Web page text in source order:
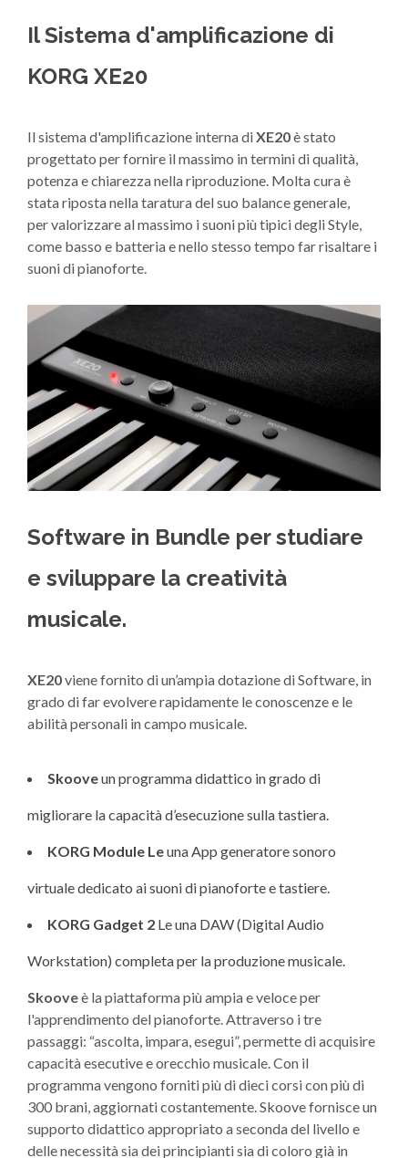
Il Sistema d'amplificazione di
KORG XE20
Il sistema d'amplificazione interna diXE20è stato
progettato per fornire il massimo in termini di qualità,
potenza e chiarezza nella riproduzione. Molta cura è
stata riposta nella taratura del suo balance generale,
per valorizzare al massimo i suoni più tipici degli Style,
come basso e batteria e nello stesso tempo far risaltare i
suoni di pianoforte.
Software in Bundle per studiare
e sviluppare la creatività
musicale.
XE20viene fornito di un’ampia dotazione di Software, in
grado di far evolvere rapidamente le conoscenze e le
abilità personali in campo musicale.
Skooveun programma didattico in grado di
migliorare la capacità d’esecuzione sulla tastiera.
KORG Module Leuna App generatore sonoro
virtuale dedicato ai suoni di pianoforte e tastiere.
KORG Gadget 2 Le una DAW (Digital Audio
Workstation) completa per la produzione musicale.
Skooveè la piattaforma più ampia e veloce per
l'apprendimento del pianoforte. Attraverso i tre
passaggi: “ascolta, impara, esegui”, permette di acquisire
capacità esecutive e orecchio musicale. Con il
programma vengono forniti più di dieci corsi con più di
300 brani, aggiornati costantemente. Skoove fornisce un
supporto didattico appropriato a seconda del livello e
delle necessità sia dei principianti sia di coloro già in